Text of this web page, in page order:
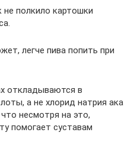
не полкило картошки
легче пива попить при
откладываются в
а не хлорид натрия ака
несмотря на это,
помогает суставам